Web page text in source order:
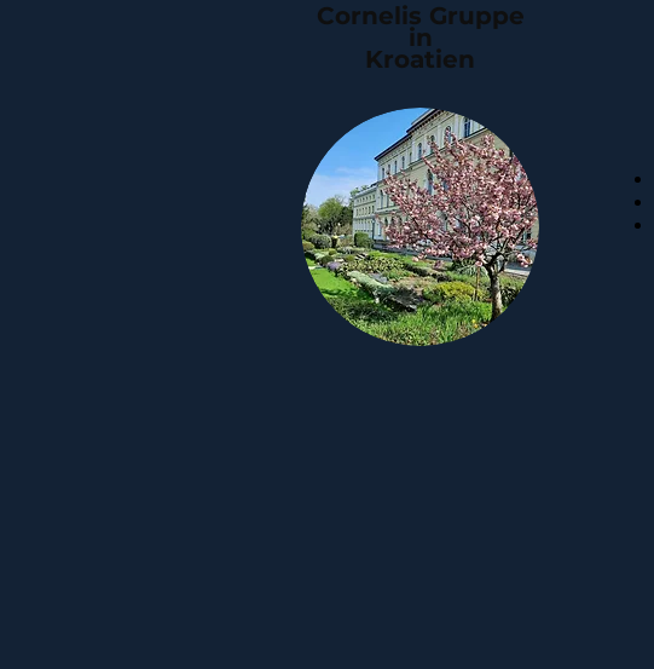
Cornelis Gruppe
in
Kroatien